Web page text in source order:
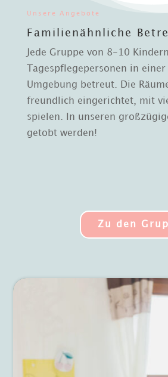
Unsere Angebote
Familienähnliche
Jede Gruppe von 8-10
Tagespflegepersonen in
Umgebung betreut. Die
freundlich eingerichtet, mit
spielen. In unseren
getobt werden!
Zu den